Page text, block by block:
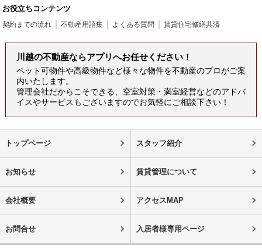
お役立ちコンテンツ
契約までの流れ 不動産用語集 よくある質問 賃貸住宅修繕共済
川越の不動産ならアプリへお任せください！
ペット可物件や高級物件など様々な物件を不動産のプロがご案
内いたします。
管理会社だからこそできる、空室対策・満室経営などのアドバ
イスやサービスもございますのでお気軽にご相談下さい！
トップページ スタッフ紹介
お知らせ 賃貸管理について
会社概要 アクセスMAP
お問合せ 入居者様専用ページ